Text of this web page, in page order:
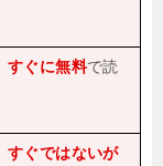
すぐに無料で読
すぐではないが